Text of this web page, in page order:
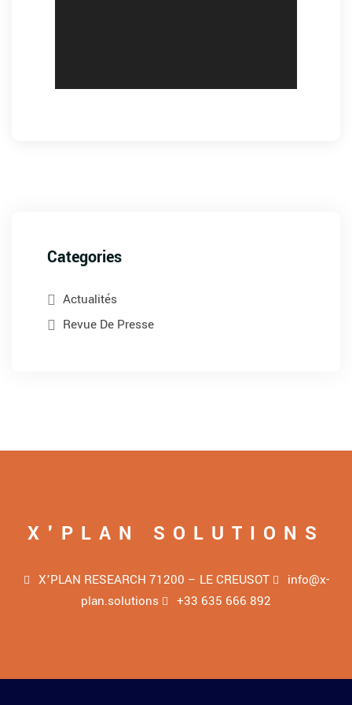
Categories
Actualités
Revue De Presse
X'PLAN SOLUTIONS
X’PLAN RESEARCH 71200 – LE CREUSOT
info@x-
plan.solutions
+33 635 666 892